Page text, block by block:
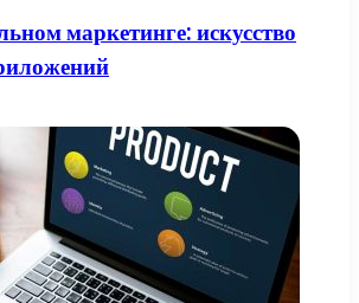
маркетинге: искусство